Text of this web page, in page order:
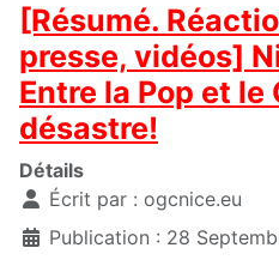
[Résumé.
presse, vidéos]
Entre la Pop et le
désastre!
Détails
Écrit par : ogcnice.eu
Publication : 28